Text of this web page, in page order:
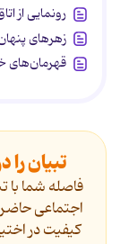
رونمایی از
زهرهای
قهرمان‌های
تبیان
فاصله شما
اجتماعی
کیفیت در